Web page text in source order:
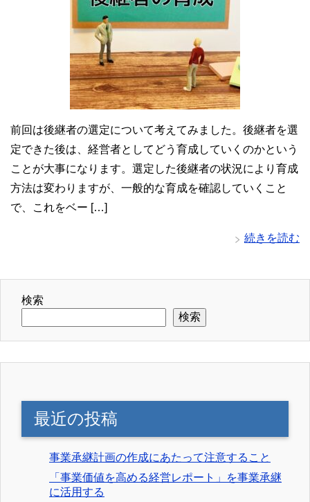
前回は後継者の選定について考えてみました。後継者を選
定できた後は、経営者としてどう育成していくのかという
ことが大事になります。選定した後継者の状況により育成
方法は変わりますが、一般的な育成を確認していくこと
で、これをベー […]
続きを読む
検索
検索
最近の投稿
事業承継計画の作成にあたって注意すること
「事業価値を高める経営レポート」を事業承継
に活用する